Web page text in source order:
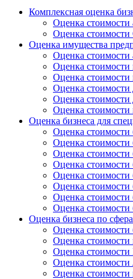
Комплексная оценка
Оценка
Оценка
Оценка имущества
Оценка стоимости
Оценка стоимости
Оценка стоимости
Оценка стоимости
Оценка стоимости
Оценка
Оценка бизнеса для
Оценка стоимости
Оценка стоимости
Оценка стоимости
Оценка стоимости
Оценка стоимости
Оценка стоимости
Оценка стоимости
Оценка стоимости
Оценка бизнеса по
Оценка стоимости
Оценка стоимости
Оценка
Оценка
Оценка